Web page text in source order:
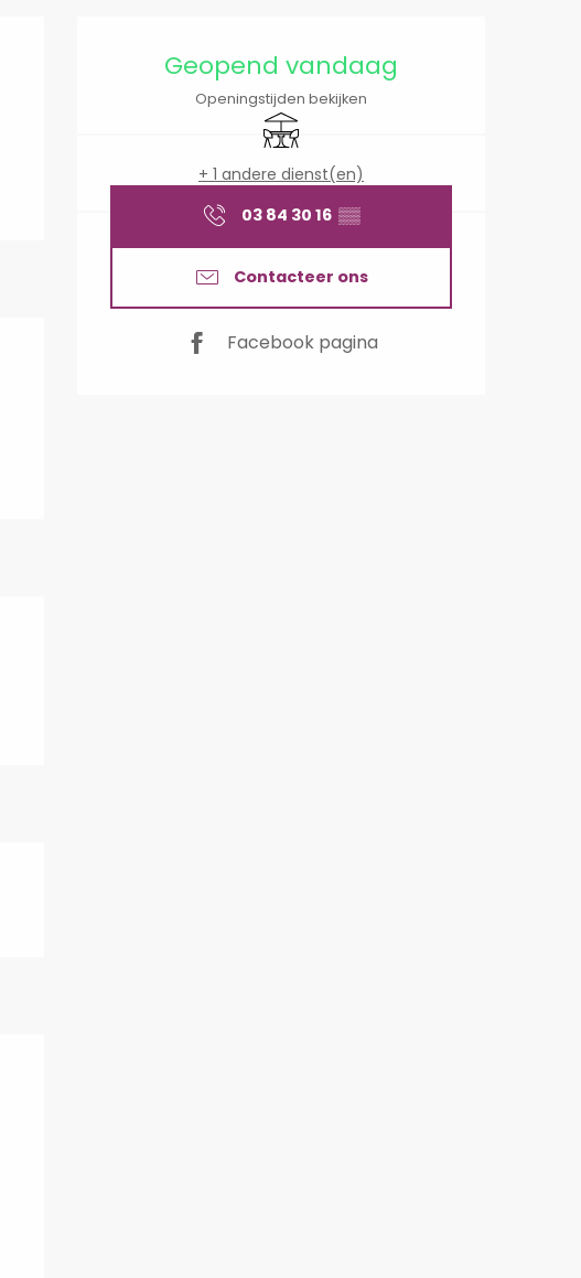
Openingstijden en
Geopend vandaag
Openingstijden bekijken
Terras
+ 1 andere dienst(en)
03 84 30 16 ▒▒
Contacteer ons
Facebook pagina